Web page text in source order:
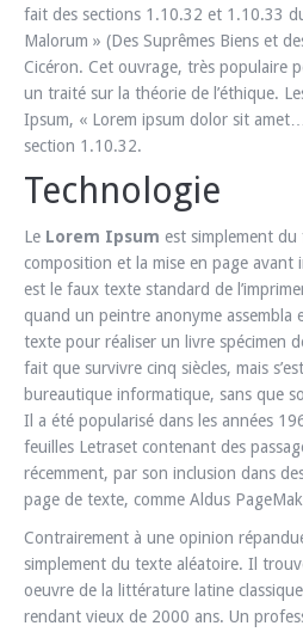
fait des sections 1.10.32 et 1.10.33
Malorum » (Des Suprêmes Biens et
Cicéron. Cet ouvrage, très populaire
un traité sur la théorie de l’éthique.
Ipsum, « Lorem ipsum dolor sit
section 1.10.32.
Technologie
Le Lorem Ipsum est simplement
composition et la mise en page avant
est le faux texte standard de
quand un peintre anonyme assembla
texte pour réaliser un livre spécimen
fait que survivre cinq siècles, mais
bureautique informatique, sans que
Il a été popularisé dans les années
feuilles Letraset contenant des
récemment, par son inclusion dans
page de texte, comme Aldus
Contrairement à une opinion
simplement du texte aléatoire. Il
oeuvre de la littérature latine
rendant vieux de 2000 ans. Un